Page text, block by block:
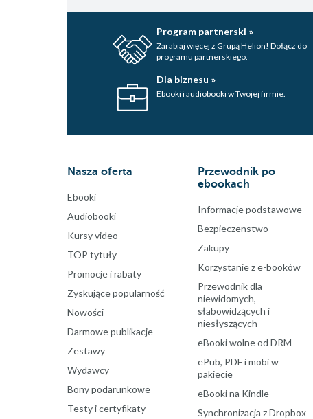
Program partnerski »
Zarabiaj więcej z Grupą Helion! Dołącz do
programu partnerskiego.
Dla biznesu »
Ebooki i audiobooki w Twojej firmie.
Nasza oferta
Ebooki
Audiobooki
Kursy video
TOP tytuły
Promocje i rabaty
Zyskujące popularność
Nowości
Darmowe publikacje
Zestawy
Wydawcy
Bony podarunkowe
Testy i certyfikaty
Przewodnik po
ebookach
Informacje podstawowe
Bezpieczenstwo
Zakupy
Korzystanie z e-booków
Przewodnik dla
niewidomych,
słabowidzących i
niesłyszących
eBooki wolne od DRM
ePub, PDF i mobi w
pakiecie
eBooki na Kindle
Synchronizacja z Dropbox